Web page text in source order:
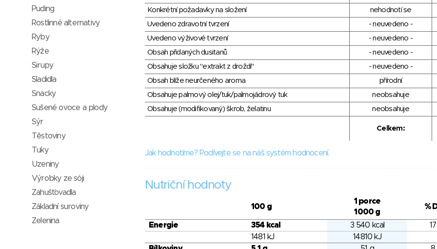
Konkrétní požadavky na složení
nehodnotí se
Uvedeno zdravotní tvrzení
- neuvedeno -
Uvedeno výživové tvrzení
- neuvedeno -
Obsah přidaných dusitanů
- neuvedeno -
Obsahuje složku "extrakt z droždí"
- neuvedeno -
Obsah blíže neurčeného aroma
přírodní
Obsahuje palmový olej/tuk/palmojádrový tuk
neobsahuje
Obsahuje (modifikovaný) škrob, želatinu
neobsahuje
Celkem:
Jak hodnotíme? Podívejte se na náš systém hodnocení.
Nutriční hodnoty
100 g
1 porce
1000 g
%
Energie 354 kcal 3 540 kcal
1481 kJ
14810 kJ
Puding
Rostlinné alternativy
Ryby
Rýže
Sirupy
Sladidla
Snacky
Sušené ovoce a plody
Sýr
Těstoviny
Tuky
Uzeniny
Výrobky ze sóji
Zahušťovadla
Základní suroviny
Zelenina